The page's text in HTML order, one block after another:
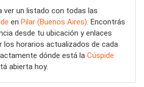
ver un listado con todas las
en Pilar (Buenos Aires). Encontrás
desde tu ubicación y enlaces
los horarios actualizados de cada
dónde está la Cúspide
abierta hoy.